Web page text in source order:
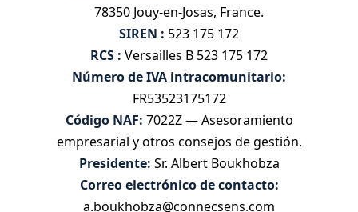
78350 Jouy-en-Josas, France.
SIREN : 523 175 172
RCS : Versailles B 523 175 172
Número de IVA intracomunitario:
FR53523175172
Código NAF: 7022Z — Asesoramiento
empresarial y otros consejos de gestión.
Presidente: Sr. Albert Boukhobza
Correo electrónico de contacto:
a.boukhobza@connecsens.com